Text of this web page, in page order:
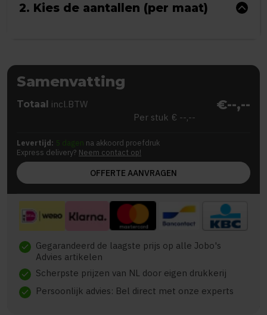
2. Kies de aantallen (per maat)
Samenvatting
Totaal incl.BTW €--,--
Per stuk € --,--
Levertijd: 5 dagen na akkoord proefdruk
Express delivery? Neem contact op!
OFFERTE AANVRAGEN
check Gegarandeerd de laagste prijs op alle Jobo's
Advies artikelen
check Scherpste prijzen van NL door eigen drukkerij
check Persoonlijk advies: Bel direct met onze experts